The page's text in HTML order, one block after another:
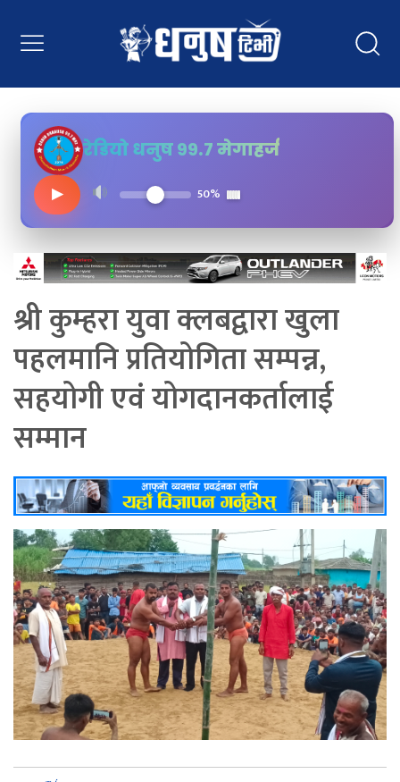
रेडियो धनुष ९९.७ मेगाहर्ज
▶
50%
श्री कुम्हरा युवा क्लबद्वारा खुला
पहलमानि प्रतियोगिता सम्पन्न,
सहयोगी एवं योगदानकर्तालाई
सम्मान